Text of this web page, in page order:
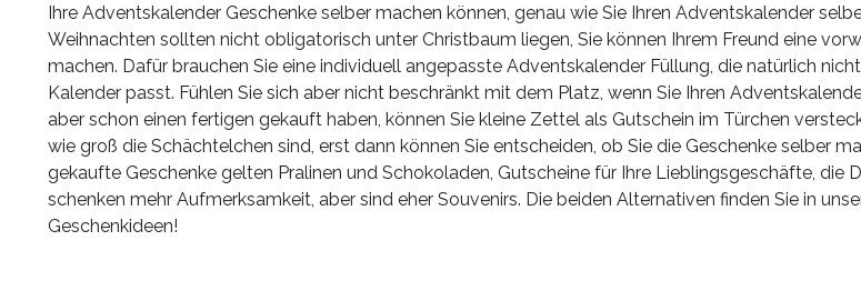
Ihre Adventskalender Geschenke selber machen können, genau wie Sie Ihren Adventskalender
Weihnachten sollten nicht obligatorisch unter Christbaum liegen, Sie können Ihrem Freund eine
machen. Dafür brauchen Sie eine individuell angepasste Adventskalender Füllung, die natürlich
Kalender passt. Fühlen Sie sich aber nicht beschränkt mit dem Platz, wenn Sie Ihren
aber schon einen fertigen gekauft haben, können Sie kleine Zettel als Gutschein im Türchen
wie groß die Schächtelchen sind, erst dann können Sie entscheiden, ob Sie die Geschenke selber
gekaufte Geschenke gelten Pralinen und Schokoladen, Gutscheine für Ihre Lieblingsgeschäfte, die
schenken mehr Aufmerksamkeit, aber sind eher Souvenirs. Die beiden Alternativen finden Sie in
Geschenkideen!